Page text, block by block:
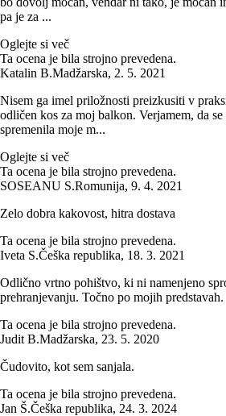
pa je za ...
Oglejte si več
Ta ocena je bila strojno prevedena.
Katalin B.Madžarska, 2. 5. 2021
Nisem ga imel priložnosti preizkusiti v
odličen kos za moj balkon. Verjamem, da
spremenila moje m...
Oglejte si več
Ta ocena je bila strojno prevedena.
SOSEANU S.Romunija, 9. 4. 2021
Zelo dobra kakovost, hitra dostava
Ta ocena je bila strojno prevedena.
Iveta S.Češka republika, 18. 3. 2021
Odlično vrtno pohištvo, ki ni namenjeno
prehranjevanju. Točno po mojih predstavah.
Ta ocena je bila strojno prevedena.
Judit B.Madžarska, 23. 5. 2020
Čudovito, kot sem sanjala.
Ta ocena je bila strojno prevedena.
Jan Š.Češka republika, 24. 3. 2024